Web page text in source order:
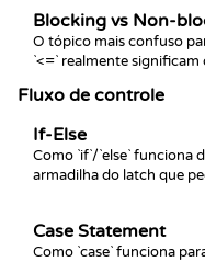
Blocking vs Non-
O tópico mais confuso
`<=` realmente significam
Fluxo de controle
If-Else
Como `if`/`else` funciona
armadilha do latch que
Case Statement
Como `case` funciona